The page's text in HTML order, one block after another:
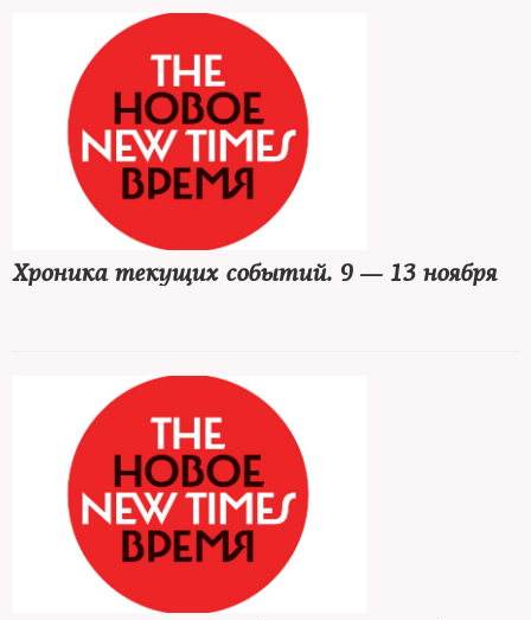
Хроника текущих событий. 9 — 13 ноября